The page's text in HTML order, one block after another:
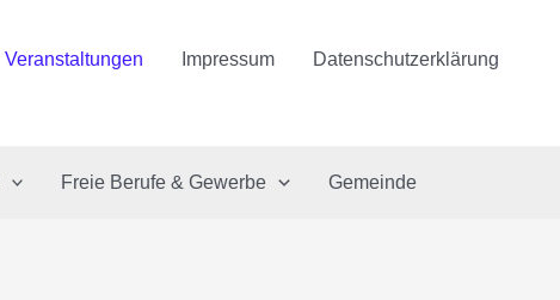
Veranstaltungen Impressum Datenschutzerklärung
Freie Berufe & Gewerbe Gemeinde